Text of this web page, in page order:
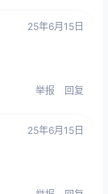
25年6月15日
举报 回复
25年6月15日